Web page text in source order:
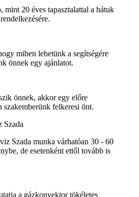
mint 20 éves tapasztalattal a hátuk
miben lehetünk a segítségére
önnek egy ajánlatot.
önnek, akkor egy előre
szakemberünk felkeresi önt.
Szada
Szada munka várhatóan 30 - 60
de esetenként ettől tovább is
a gázkonvektor tökéletes